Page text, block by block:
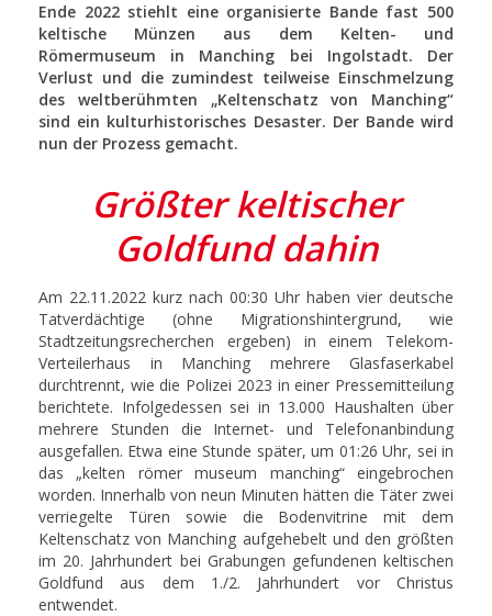
Ende 2022 stiehlt eine organisierte Bande fast 500
keltische Münzen aus dem Kelten- und
Römermuseum in Manching bei Ingolstadt. Der
Verlust und die zumindest teilweise Einschmelzung
des weltberühmten „Keltenschatz von Manching“
sind ein kulturhistorisches Desaster. Der Bande wird
nun der Prozess gemacht.
Größter keltischer
Goldfund dahin
Am 22.11.2022 kurz nach 00:30 Uhr haben vier deutsche
Tatverdächtige (ohne Migrationshintergrund, wie
Stadtzeitungsrecherchen ergeben) in einem Telekom-
Verteilerhaus in Manching mehrere Glasfaserkabel
durchtrennt, wie die Polizei 2023 in einer Pressemitteilung
berichtete. Infolgedessen sei in 13.000 Haushalten über
mehrere Stunden die Internet- und Telefonanbindung
ausgefallen. Etwa eine Stunde später, um 01:26 Uhr, sei in
das „kelten römer museum manching“ eingebrochen
worden. Innerhalb von neun Minuten hätten die Täter zwei
verriegelte Türen sowie die Bodenvitrine mit dem
Keltenschatz von Manching aufgehebelt und den größten
im 20. Jahrhundert bei Grabungen gefundenen keltischen
Goldfund aus dem 1./2. Jahrhundert vor Christus
entwendet.